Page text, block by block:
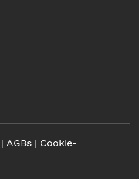
| AGBs | Cookie-